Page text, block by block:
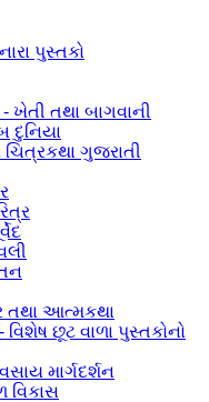
પુસ્તકો
ખેતી તથા બાગવાની
દુનિયા
ગુજરાતી
તથા આત્મકથા
વિશેષ છૂટ વાળા પુસ્તકોનો
માર્ગદર્શન
વિકાસ